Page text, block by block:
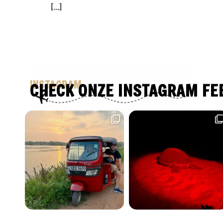
[…]
INSTAGRAM
CHECK ONZE INSTAGRAM